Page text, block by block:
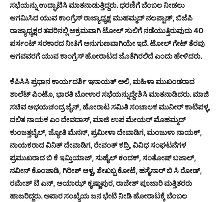
ಸಭೆಯನ್ನು ಉದ್ಘಾಟಿಸಿ ಮಾತನಾಡುತ್ತಿದ್ದರು.‌ ಧರಣಿಗೆ ಬೆಂಬಲ ನೀಡಲು
ಆಗಮಿಸಿದ ಯುವ ಕಾಂಗ್ರೆಸ್ ರಾಜ್ಯಾಧ್ಯಕ್ಷ ಮುಹಮ್ಮದ್ ನಲಪ್ಪಾಡ್, ಬಿಜೆಪಿ
ರಾಜ್ಯಾಧ್ಯಕ್ಷರ ತವರಿನಲ್ಲಿ ಅಕ್ರಮವಾಗಿ ಟೋಲ್ ಸುಲಿಗೆ ನಡೆಯುತ್ತಿರುವುದು 40
ಪರ್ಸಂಟ್ ಸರಕಾರದ ನೀತಿಗೆ ಅನುಗುಣವಾಗಿಯೇ ಇದೆ. ಟೋಲ್ ಗೇಟ್ ತೆರವು
ಆಗವವರಗೆ ಯುವ ಕಾಂಗ್ರೆಸ್ ಹೋರಾಟದ ಜೊತೆಗಿರಲಿದೆ ಎಂದು ಹೇಳಿದರು.
ಕೆಪಿಸಿಸಿ ಪ್ರಧಾನ ಕಾರ್ಯದರ್ಶಿ ಇನಾಯತ್ ಅಲಿ, ಮಹಿಳಾ ಮುಖಂಡರಾದ
ಶಾಲೆಟ್ ಪಿಂಟೊ, ಭಾರತಿ ಬೋಳಾರ ಸಭೆಯನ್ನುದ್ದೇಶಿಸಿ ಮಾತನಾಡಿದರು‌. ಮಾಜಿ
ಸಚಿವ ಅಭಯಚಂದ್ರ ಜೈನ್, ಹೋರಾಟ ಸಮಿತಿ ಸಂಚಾಲಕ ಮುನೀರ್ ಕಾಟಿಪಳ್ಳ,
ದಲಿತ ನಾಯಕ ಎಂ ದೇವದಾಸ್, ಮಾಜಿ ಉಪ ಮೇಯರ್ ಮೊಹಮ್ಮದ್
ಕುಂಜತ್ತಬೈಲ್, ಜ್ಯೋತಿ ಮೆನನ್, ಪ್ರಮೀಳಾ ದೇವಾಡಿಗ, ಮಂಜುಳಾ ನಾಯಕ್,
ನಾಯಕರಾದ ವಿನಿತ್ ದೇವಾಡಿಗ, ರೇವಂತ್ ಕದ್ರಿ, ವಿವಿಧ ಸಂಘಟನೆಗಳ
ಪ್ರಮುಖರಾದ ಬಿ ಕೆ ಇಮ್ತಿಯಾಜ್, ಸುಹೈಲ್ ಕಂದಕ್, ಸಂತೋಷ್ ಬಜಾಲ್,
ನವೀನ್ ಕೊಂಚಾಡಿ, ಗಿರೀಶ್ ಆಳ್ವ, ಶೇಖಬ್ಬ ಕೋಟೆ, ಹಸೈನಾರ್ ಬಿ ಸಿ ರೋಡ್,
ರಮೇಶ್ ಟಿ ಎನ್, ಅಯಾಝ್ ಕೃಷ್ಣಾಪುರ, ರಾಜೇಶ್ ಪೂಜಾರಿ ಮತ್ತಿತರರು
ಹಾಜರಿದ್ದರು. ಅಪಾರ ಸಂಖ್ಯೆಯ ಜನ ಭೇಟಿ ನೀಡಿ ಹೋರಾಟಕ್ಕೆ ಬೆಂಬಲ